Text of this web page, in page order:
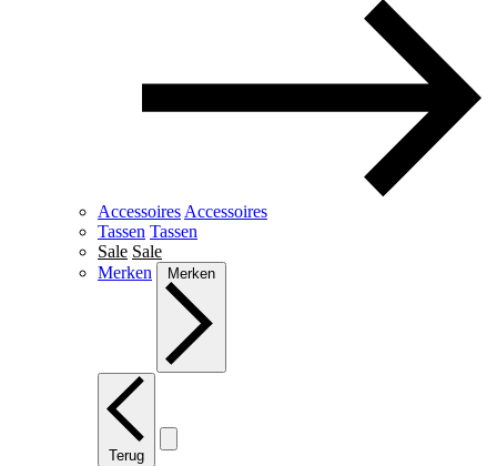
Accessoires Accessoires
Tassen Tassen
Sale Sale
Merken
Merken
Terug